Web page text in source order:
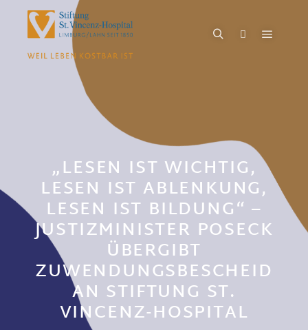
„LESEN IST WICHTIG,
LESEN IST ABLENKUNG,
LESEN IST BILDUNG“ –
JUSTIZMINISTER POSECK
ÜBERGIBT
ZUWENDUNGSBESCHEID
AN STIFTUNG ST.
VINCENZ-HOSPITAL